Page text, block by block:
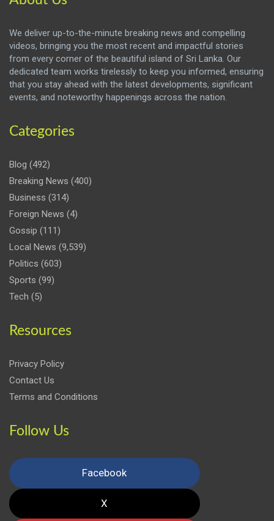
We deliver up-to-the-minute breaking news and compelling
videos, bringing you the most recent and impactful stories
from every corner of the beautiful island of Sri Lanka. Our
dedicated team works tirelessly to keep you informed, ensuring
that you stay ahead with the latest developments, significant
events, and noteworthy happenings across the nation.
Categories
Blog (492)
Breaking News (400)
Business (314)
Foreign News (4)
Gossip (111)
Local News (9,539)
Politics (603)
Sports (99)
Tech (5)
Resources
Privacy Policy
Contact Us
Terms and Conditions
Follow Us
Facebook
X